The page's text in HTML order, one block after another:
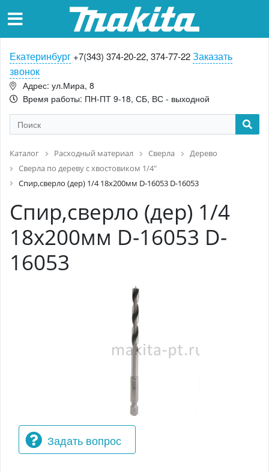
Екатеринбург +7(343) 374-20-22, 374-77-22Заказать
звонок
Адрес: ул.Мира, 8
Время работы: ПН-ПТ 9-18, СБ, ВС - выходной
Каталог Расходный материал Сверла
Дерево
Cверла по дереву с хвостовиком 1/4"
Спир,сверло (дер) 1/4 18x200мм D-16053 D-16053
Спир,сверло (дер) 1/4
18x200мм D-16053 D-
16053
Задать вопрос